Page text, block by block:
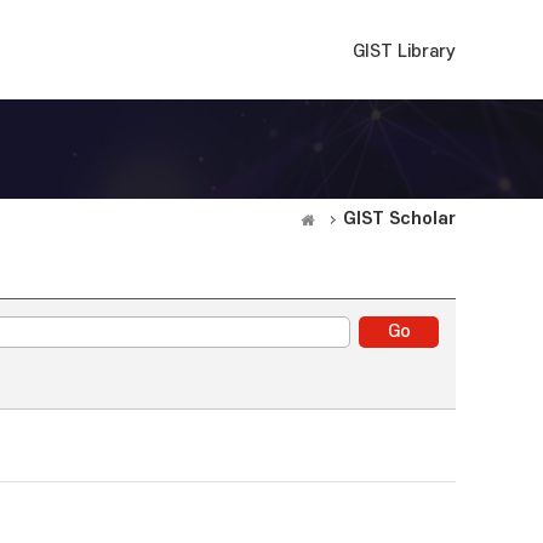
GIST Library
GIST Scholar